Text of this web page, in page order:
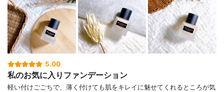
5.00
私のお気に入りファンデーション
軽い付けごごちで、薄く付けても肌をキレイに魅せてくれるところが気